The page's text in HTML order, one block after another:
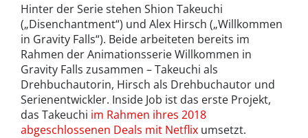
Hinter der Serie stehen Shion Takeuchi
(„Disenchantment“) und Alex Hirsch („Willkommen
in Gravity Falls“). Beide arbeiteten bereits im
Rahmen der Animationsserie Willkommen in
Gravity Falls zusammen – Takeuchi als
Drehbuchautorin, Hirsch als Drehbuchautor und
Serienentwickler. Inside Job ist das erste Projekt,
das Takeuchi im Rahmen ihres 2018
abgeschlossenen Deals mit Netflix umsetzt.